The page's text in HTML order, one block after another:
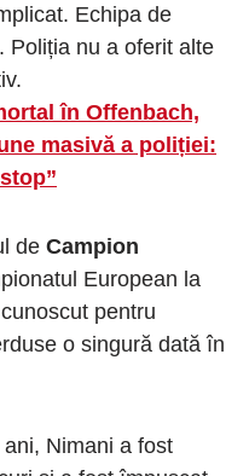
Echipa de
Poliția nu a oferit alte
în Offenbach,
masivă a poliției:
de Campion
European la
pentru
o singură dată în
Nimani a fost